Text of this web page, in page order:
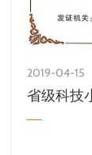
2019-04-15
省级科技